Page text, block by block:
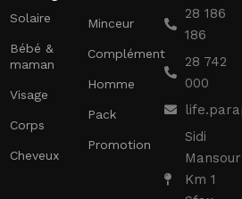
Solaire
Bébé &
maman
Visage
Corps
Cheveux
Minceur
Complément
Homme
Pack
Promotion
28 186
186
28 742
000
Sidi
Mansour
Km 1